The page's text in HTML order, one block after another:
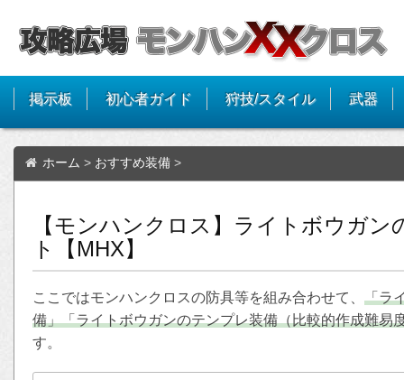
掲示板 初心者ガイド 狩技/スタイル 武器
ホーム > おすすめ装備 >
【モンハンクロス】ライトボウガ
ト【MHX】
ここではモンハンクロスの防具等を組み合わせて、 「ラ
備」「ライトボウガンのテンプレ装備（比較的作成難易
す。